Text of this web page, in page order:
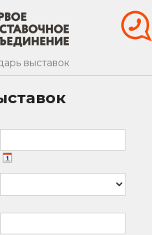
выставок